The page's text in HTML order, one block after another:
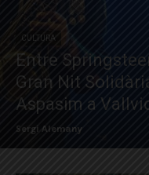
CULTURA
Entre
Gran Nit
Aspasim a
Sergi Alemany